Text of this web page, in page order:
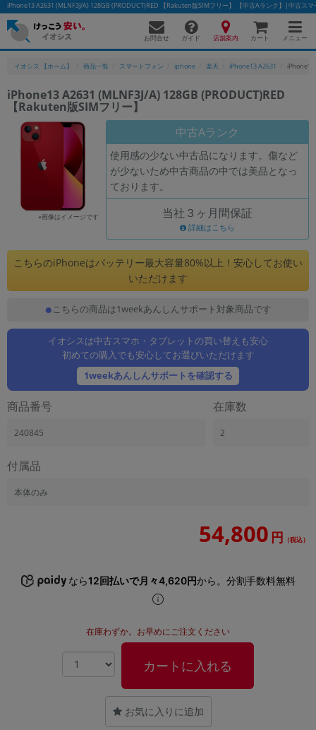
iPhone13 A2631 (MLNF3J/A) 128GB (PRODUCT)RED 【Rakuten版SIMフリー】 【中古Aランク】|中古ス
お問合せ ガイド 店舗案内 カート メニュー
イオシス 【ホーム】 商品一覧 スマートフォン iphone 楽天 iPhone13 A2631 iPhone13
iPhone13 A2631 (MLNF3J/A) 128GB (PRODUCT)RED
【Rakuten版SIMフリー】
※画像はイメージです
中古Aランク
使用感の少ない中古品になります。傷など
が少ないため中古商品の中では美品となっ
ております。
当社３ヶ月間保証
詳細はこちら
こちらのiPhoneはバッテリー最大容量80%以上！安心してお使い
いただけます
こちらの商品は1weekあんしんサポート対象商品です
イオシスは中古スマホ・タブレットの買い替えも安心
初めての購入でも安心してお選びいただけます
1weekあんしんサポートを確認する
商品番号
240845
在庫数
2
付属品
本体のみ
54,800 円 （税込）
なら12回払いで月々4,620円から。分割手数料無料
在庫わずか。お早めにご注文ください
カートに入れる
お気に入りに追加
かんたんパソコン検索に切り替える
フリーワード
人気の検索ワード： Let's note
「スマートフォン」「タブレット」など
シリーズ
商品シリーズ名・ブランド名の絞り込み。
メーカー
製造、販売メーカーの絞り込み
「Apple」「SONY」「SHARP」など
商品の搭載機能による絞り込み
ドライブの絞り込み
ランク
OS